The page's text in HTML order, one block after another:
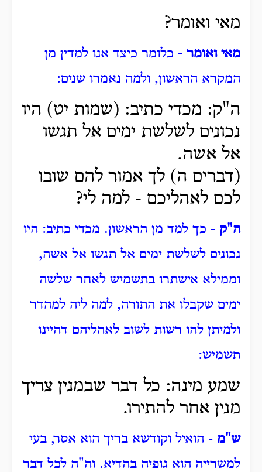
מאי ואומר?
מאי ואומר - כלומר כיצד אנו למדין מן
המקרא הראשון, ולמה נאמרו שנים:
ה"ק: מכדי כתיב: (שמות יט) היו
נכונים לשלשת ימים אל תגשו
אל אשה.
(דברים ה) לך אמור להם שובו
לכם לאהליכם - למה לי?
ה"ק - כך למד מן הראשון. מכדי כתיב: היו
נכונים לשלשת ימים אל תגשו אל אשה,
וממילא אישתרו בתשמיש לאחר שלשה
ימים שקבלו את התורה, למה ליה למהדר
ולמיתן להו רשות לשוב לאהליהם דהיינו
תשמיש:
שמע מינה: כל דבר שבמנין צריך
מנין אחר להתירו.
ש"מ - הואיל וקודשא בריך הוא אסר, בעי
למשרייה הוא גופיה בהדיא. וה"ה לכל דבר